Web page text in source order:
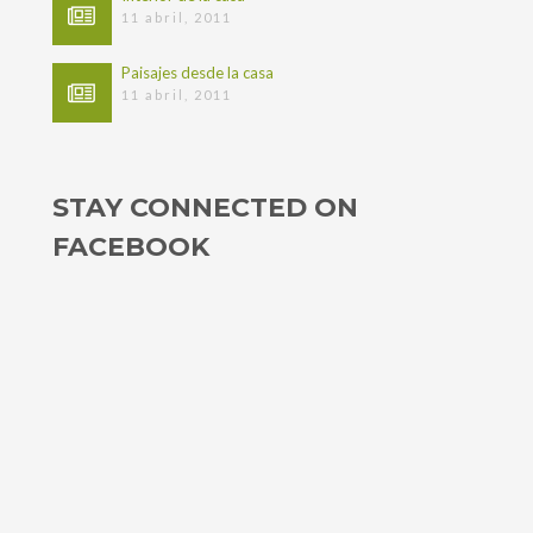
11 abril, 2011
Paisajes desde la casa
11 abril, 2011
STAY CONNECTED ON
FACEBOOK